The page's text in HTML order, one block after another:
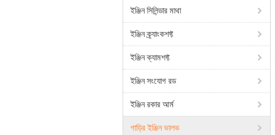
ইঞ্জিন সিলিন্ডার মাথা
ইঞ্জিন ক্র্যাংকশফ্ট
ইঞ্জিন ক্যামশফ্ট
ইঞ্জিন সংযোগ রড
ইঞ্জিন রকার আর্ম
গাড়ির ইঞ্জিন ভালভ